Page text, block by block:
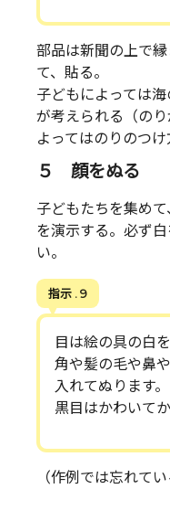
部品は新聞の上で
て、貼る。
子どもによっては
が考えられる（の
よってはのりのつけ
５ 顔をぬる
子どもたちを集め
を演示する。必ず
い。
指示 . 9
目は絵の具の白
角や髪の毛や鼻
入れてぬります。
黒目はかわいて
（作例では忘れて